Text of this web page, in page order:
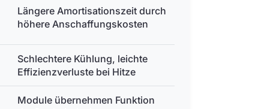
Längere Amortisationszeit durch
höhere Anschaffungskosten
Schlechtere Kühlung, leichte
Effizienzverluste bei Hitze
Module übernehmen Funktion